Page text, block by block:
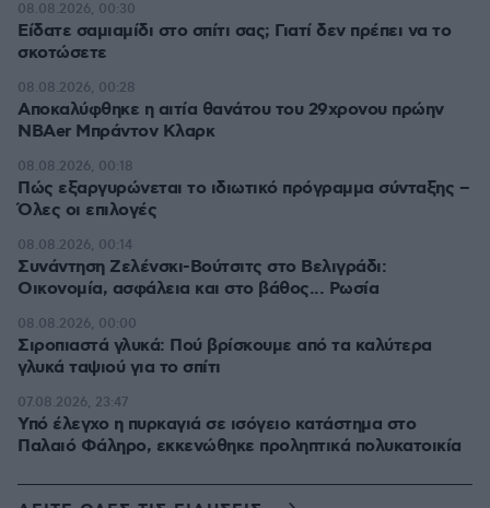
Είδατε σαμιαμίδι στο σπίτι σας; Γιατί δεν πρέπει να το
σκοτώσετε
08.08.2026, 00:30
Αποκαλύφθηκε η αιτία θανάτου του 29χρονου πρώην
NBAer Μπράντον Κλαρκ
08.08.2026, 00:28
Πώς εξαργυρώνεται το ιδιωτικό πρόγραμμα σύνταξης –
Όλες οι επιλογές
08.08.2026, 00:18
Συνάντηση Ζελένσκι-Βούτσιτς στο Βελιγράδι:
Οικονομία, ασφάλεια και στο βάθος... Ρωσία
08.08.2026, 00:14
Σιροπιαστά γλυκά: Πού βρίσκουμε από τα καλύτερα
γλυκά ταψιού για το σπίτι
08.08.2026, 00:00
Υπό έλεγχο η πυρκαγιά σε ισόγειο κατάστημα στο
Παλαιό Φάληρο, εκκενώθηκε προληπτικά πολυκατοικία
07.08.2026, 23:47